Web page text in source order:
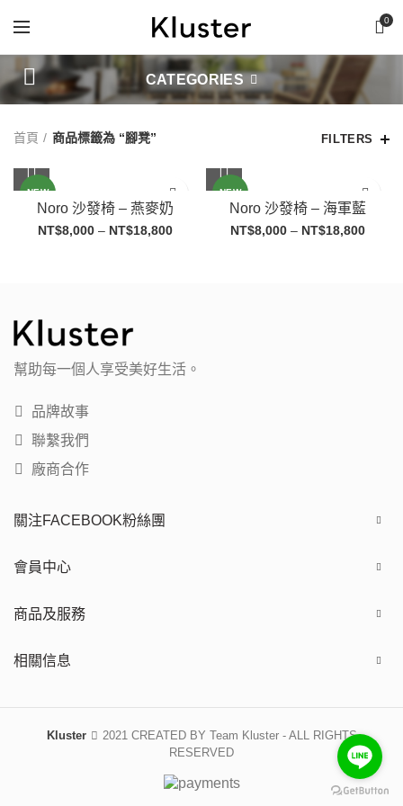
0
CATEGORIES
首頁 商品標籤為 “腳凳” FILTERS
NEW
Noro 沙發椅 – 燕麥奶
NT$8,000 – NT$18,800
NEW
Noro 沙發椅 – 海軍藍
NT$8,000 – NT$18,800
幫助每一個人享受美好生活。
品牌故事
聯繫我們
廠商合作
關注FACEBOOK粉絲團
會員中心
商品及服務
相關信息
Kluster
2021 CREATED BY Team Kluster - ALL RIGHTS
RESERVED
首次購買限時折扣，請洽客服